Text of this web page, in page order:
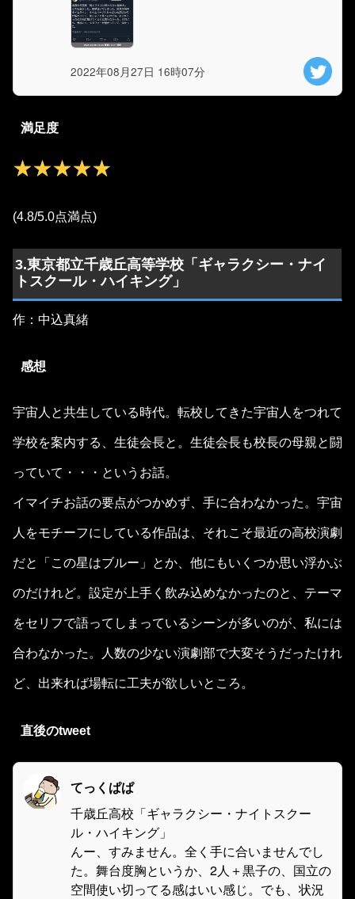
2022年08月27日 16時07分
満足度
★★★★★
★★★★★
(4.8/5.0点満点)
3.東京都立千歳丘高等学校「ギャラクシー・ナイ
トスクール・ハイキング」
作：中込真緒
感想
宇宙人と共生している時代。転校してきた宇宙人をつれて
学校を案内する、生徒会長と。生徒会長も校長の母親と闘
っていて・・・というお話。
イマイチお話の要点がつかめず、手に合わなかった。宇宙
人をモチーフにしている作品は、それこそ最近の高校演劇
だと「この星はブルー」とか、他にもいくつか思い浮かぶ
のだけれど。設定が上手く飲み込めなかったのと、テーマ
をセリフで語ってしまっているシーンが多いのが、私には
合わなかった。人数の少ない演劇部で大変そうだったけれ
ど、出来れば場転に工夫が欲しいところ。
直後のtweet
てっくぱぱ
千歳丘高校「ギャラクシー・ナイトスクー
ル・ハイキング」
んー、すみません。全く手に合いませんでし
た。舞台度胸というか、2人＋黒子の、国立の
空間使い切ってる感はいい感じ。でも、状況